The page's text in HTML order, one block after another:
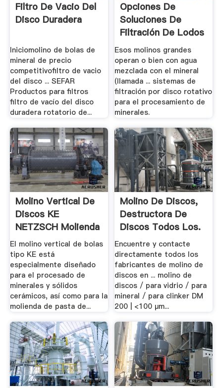
Filtro De Vacio Del
Disco Duradera
Iniciomolino de bolas de
mineral de precio
competitivofiltro de vacio
del disco ... SEFAR
Productos para filtros
filtro de vacío del disco
duradera rotatorio de...
Opciones De
Soluciones De
Filtración De Lodos
De Mineral.
Esos molinos grandes
operan o bien con agua
mezclada con el mineral
(llamada ... sistemas de
filtración por disco rotativo
para el procesamiento de
minerales.
Molino Vertical De
Discos KE
NETZSCH Molienda
Y.
El molino vertical de bolas
tipo KE está
especialmente diseñado
para el procesado de
minerales y sólidos
cerámicos, así como para la
molienda de pasta de...
Molino De Discos,
Destructora De
Discos Todos Los.
Encuentre y contacte
directamente todos los
fabricantes de molino de
discos en ... molino de
discos / para vidrio / para
mineral / para clinker DM
200 | <100 µm...